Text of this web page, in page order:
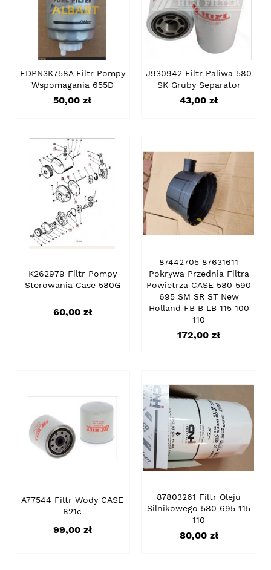
EDPN3K758A Filtr Pompy
Wspomagania 655D
Cena
50,00 zł
J930942 Filtr Paliwa 580
SK Gruby Separator
Cena
43,00 zł
K262979 Filtr Pompy
Sterowania Case 580G
Cena
60,00 zł
87442705 87631611
Pokrywa Przednia Filtra
Powietrza CASE 580 590
695 SM SR ST New
Holland FB B LB 115 100
110
Cena
172,00 zł
A77544 Filtr Wody CASE
821c
Cena
99,00 zł
87803261 Filtr Oleju
Silnikowego 580 695 115
110
Cena
80,00 zł